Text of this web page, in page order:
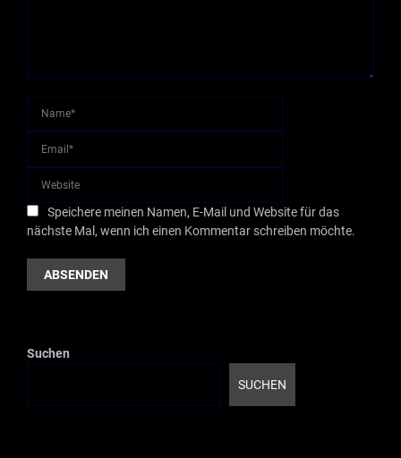
Speichere meinen Namen, E-Mail und Website für das
nächste Mal, wenn ich einen Kommentar schreiben möchte.
Suchen
SUCHEN